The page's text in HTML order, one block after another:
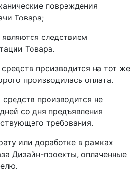
повреждения
Товара;
следствием
Товара.
производится на тот же
производилась оплата.
производится не
со дня предъявления
требования.
или доработке в рамках
Дизайн-проекты, оплаченные